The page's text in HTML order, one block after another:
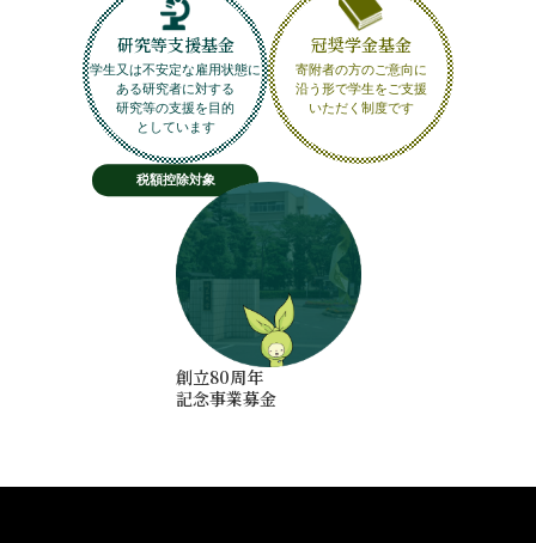
研究等支援基金
学生又は不安定な雇用状態に
ある研究者に対する
研究等の支援を目的
としています
税額控除対象
冠奨学金基金
寄附者の方のご意向に
沿う形で学生をご支援
いただく制度です
創立80周年
記念事業募金